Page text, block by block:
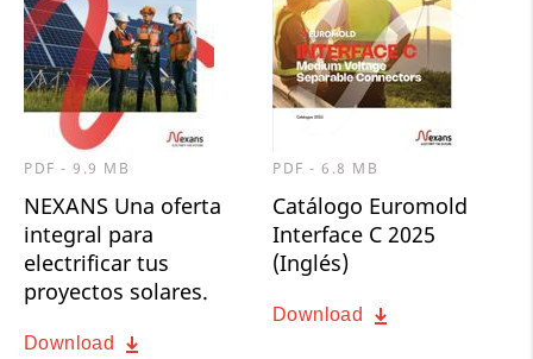
PDF - 9.9 MB
NEXANS Una oferta
integral para
electrificar tus
proyectos solares.
Download
PDF - 6.8 MB
Catálogo Euromold
Interface C 2025
(Inglés)
Download